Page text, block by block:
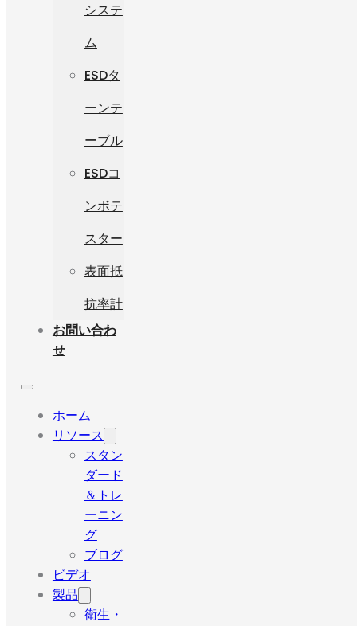
システ
ム
ESDタ
ーンテ
ーブル
ESDコ
ンボテ
スター
表面抵
抗率計
お問い合わ
せ
ホーム
リソース
スタン
ダード
＆トレ
ーニン
グ
ブログ
ビデオ
製品
衛生・